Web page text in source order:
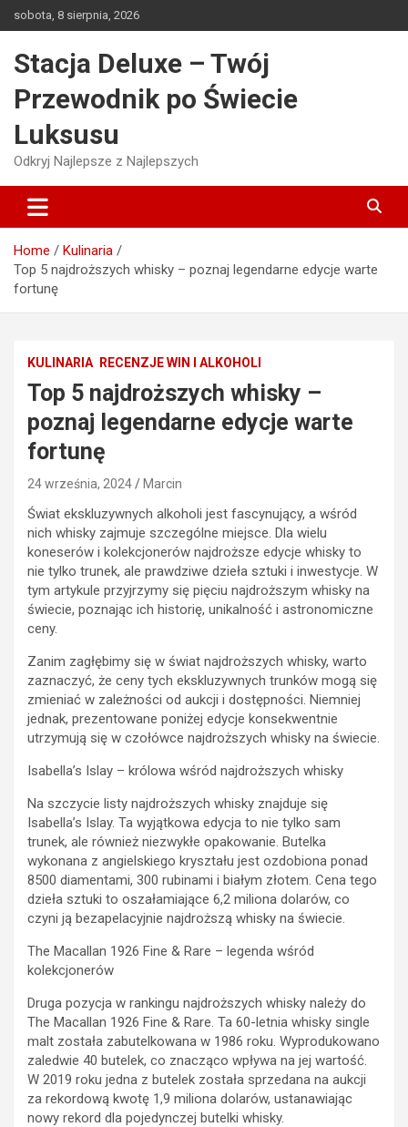
to
sobota, 8 sierpnia, 2026
Stacja Deluxe – Twój
Przewodnik po Świecie
Luksusu
Odkryj Najlepsze z Najlepszych
Home
Kulinaria
Top 5 najdroższych whisky – poznaj legendarne edycje warte
fortunę
KULINARIA RECENZJE WIN I ALKOHOLI
Top 5 najdroższych whisky –
poznaj legendarne edycje warte
fortunę
24 września, 2024 Marcin
Świat ekskluzywnych alkoholi jest fascynujący, a wśród
nich whisky zajmuje szczególne miejsce. Dla wielu
koneserów i kolekcjonerów najdroższe edycje whisky to
nie tylko trunek, ale prawdziwe dzieła sztuki i inwestycje. W
tym artykule przyjrzymy się pięciu najdroższym whisky na
świecie, poznając ich historię, unikalność i astronomiczne
ceny.
Zanim zagłębimy się w świat najdroższych whisky, warto
zaznaczyć, że ceny tych ekskluzywnych trunków mogą się
zmieniać w zależności od aukcji i dostępności. Niemniej
jednak, prezentowane poniżej edycje konsekwentnie
utrzymują się w czołówce najdroższych whisky na świecie.
Isabella’s Islay – królowa wśród najdroższych whisky
Na szczycie listy najdroższych whisky znajduje się
Isabella’s Islay. Ta wyjątkowa edycja to nie tylko sam
trunek, ale również niezwykłe opakowanie. Butelka
wykonana z angielskiego kryształu jest ozdobiona ponad
8500 diamentami, 300 rubinami i białym złotem. Cena tego
dzieła sztuki to oszałamiające 6,2 miliona dolarów, co
czyni ją bezapelacyjnie najdroższą whisky na świecie.
The Macallan 1926 Fine & Rare – legenda wśród
kolekcjonerów
Druga pozycja w rankingu najdroższych whisky należy do
The Macallan 1926 Fine & Rare. Ta 60-letnia whisky single
malt została zabutelkowana w 1986 roku. Wyprodukowano
zaledwie 40 butelek, co znacząco wpływa na jej wartość.
W 2019 roku jedna z butelek została sprzedana na aukcji
za rekordową kwotę 1,9 miliona dolarów, ustanawiając
nowy rekord dla pojedynczej butelki whisky.